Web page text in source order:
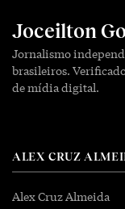
Joceilton
Jornalismo
brasileiros.
de mídia digital.
ALEX CRUZ
Alex Cruz Almeida